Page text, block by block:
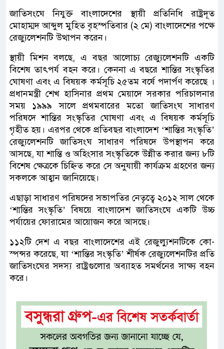
জাতিসংঘে নিযুক্ত বাংলাদেশের স্থায়ী প্রতিনিধি রাষ্ট্রদূত
মোহাম্মদ আব্দুল মুহিত বৃহস্পতিবার (২ মে) বাংলাদেশের পক্ষে
রেজ্যুলেশনটি উত্থাপন করেন।
স্থায়ী মিশন বল‌ছে, এ বছর আলোচ্য রেজ্যুলেশনটি একটি
বিশেষ তাৎপর্য বহন করে। কেননা এ বছরে শান্তির সংস্কৃতির
ঘোষণা এবং এ বিষয়ক কর্মসূচি ২৫তম বর্ষে পদার্পণ করেছে ।
প্রধানমন্ত্রী শেখ হাসিনার প্রথম মেয়াদে সরকার পরিচালনার
সময় ১৯৯৯ সালে প্রথমবারের মতো জাতিসংঘ সাধারণ
পরিষদে শান্তির সংস্কৃতির ঘোষণা এবং এ বিষয়ক কর্মসূচি
গৃহীত হয়। এরপর থেকে প্রতিবছর বাংলাদেশ ‘শান্তির সংস্কৃতি’
রেজ্যুলেশনটি জাতিসংঘ সাধারণ পরিষদে উপস্থাপন করে
আসছে, যা শান্তি ও অহিংসার সংস্কৃতিকে উন্নীত করার জন্য ৮টি
বিশেষ ক্ষেত্রকে চিহ্নিত করে সে অনুযায়ী কার্যক্রম গ্রহণের জন্য
সকলকে আহ্বান জানিয়েছে।
এছাড়া সাধারণ পরিষদের সভাপতির নেতৃত্বে ২০১২ সাল থেকে
‘শান্তির সংস্কৃতি’ বিষয়ে বাংলাদেশ জাতিসংঘে একটি উচ্চ
পর্যায়ের ফোরামের আয়োজন করে আসছে।
১১২টি দেশ এ বছর বাংলাদেশের এই রেজুল্যুশনটিকে কো-
স্পন্সর করেছে, যা ‘শান্তির সংস্কৃতি’ শীর্ষক রেজ্যুলেশনটির প্রতি
জাতিসংঘের সদস্য রাষ্ট্রগুলোর অব্যাহত সমর্থনের সাক্ষ্য বহন
করে।